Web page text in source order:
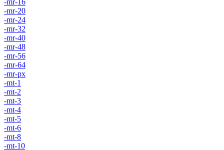
-mr-20
-mr-24
-mr-32
-mr-40
-mr-48
-mr-56
-mr-64
-mr-px
-mt-1
-mt-2
-mt-3
-mt-4
-mt-5
-mt-6
-mt-8
-mt-10